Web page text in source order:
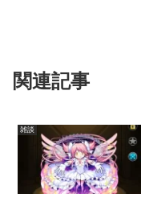
関連記事
雑談